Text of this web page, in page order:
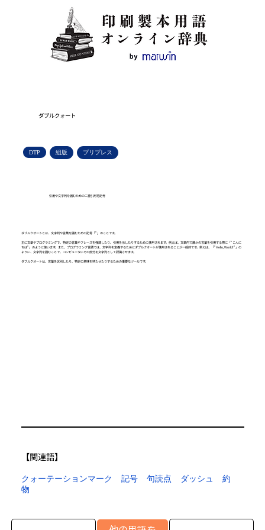
ダブルクォート
DTP 組版 プリプレス
引用や文字列を囲むための二重引用符記号
ダブルクオートとは、文字列や言葉を囲むための記号「"」のことです。
主に文章やプログラミングで、特定の言葉やフレーズを強調したり、引用を示したりするために使用されます。例えば、文章内で誰かの言葉を引用する際に「"こんに
ちは"」のように使います。また、プログラミング言語では、文字列を定義するためにダブルクオートが使用されることが一般的です。例えば、「"Hello, World!"」の
ように、文字列を囲むことで、コンピュータにその部分を文字列として認識させます。
ダブルクオートは、言葉を区別したり、特定の意味を持たせたりするための重要なツールです。
【​関連語】
クォーテーションマーク 記号 句読点 ダッシュ
約
物